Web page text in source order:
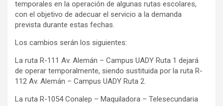
temporales en la operación de algunas rutas escolares,
con el objetivo de adecuar el servicio a la demanda
prevista durante estas fechas.
Los cambios serán los siguientes:
La ruta R-111 Av. Alemán – Campus UADY Ruta 1 dejará
de operar temporalmente, siendo sustituida por la ruta R-
112 Av. Alemán – Campus UADY Ruta 2.
La ruta R-1054 Conalep – Maquiladora – Telesecundaria